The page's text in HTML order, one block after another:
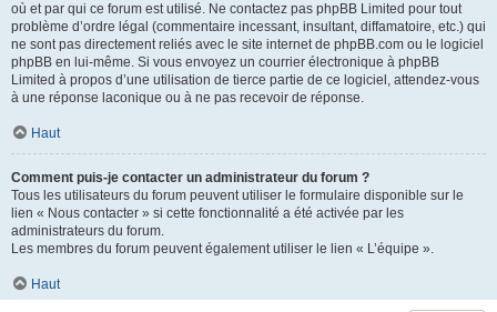
où et par qui ce forum est utilisé. Ne contactez pas phpBB Limited pour tout
problème d’ordre légal (commentaire incessant, insultant, diffamatoire, etc.) qui
ne sont pas directement reliés avec le site internet de phpBB.com ou le logiciel
phpBB en lui-même. Si vous envoyez un courrier électronique à phpBB
Limited à propos d’une utilisation de tierce partie de ce logiciel, attendez-vous
à une réponse laconique ou à ne pas recevoir de réponse.
Haut
Comment puis-je contacter un administrateur du forum ?
Tous les utilisateurs du forum peuvent utiliser le formulaire disponible sur le
lien « Nous contacter » si cette fonctionnalité a été activée par les
administrateurs du forum.
Les membres du forum peuvent également utiliser le lien « L’équipe ».
Haut